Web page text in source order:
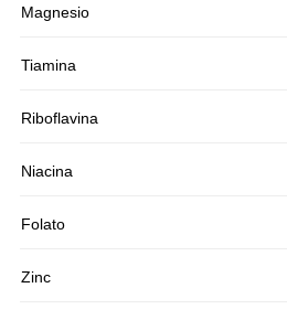
Magnesio
Tiamina
Riboflavina
Niacina
Folato
Zinc